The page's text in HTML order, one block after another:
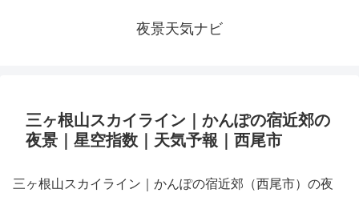
夜景天気ナビ
三ヶ根山スカイライン｜かんぽの宿近郊の
夜景｜星空指数｜天気予報｜西尾市
三ヶ根山スカイライン｜かんぽの宿近郊（西尾市）の夜